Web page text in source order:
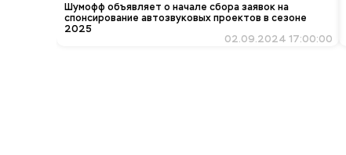
Шумофф объявляет о начале сбора заявок на
спонсирование автозвуковых проектов в сезоне
2025
02.09.2024 17:00:00